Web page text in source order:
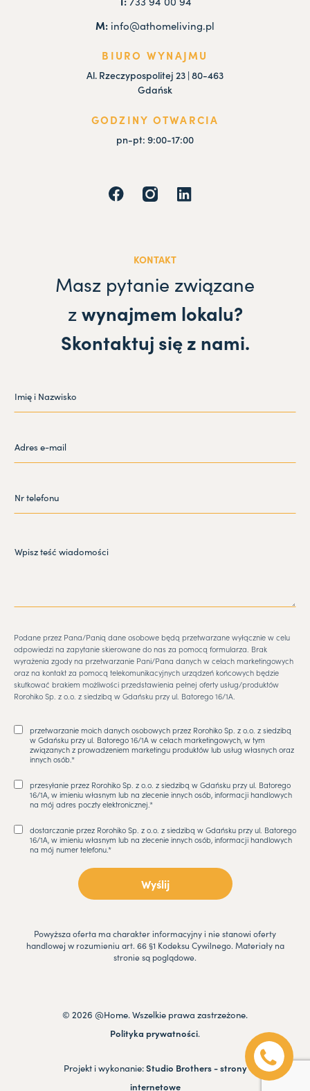
M: info@athomeliving.pl
BIURO WYNAJMU
Al. Rzeczypospolitej 23 | 80-463
Gdańsk
GODZINY OTWARCIA
pn-pt: 9:00-17:00
KONTAKT
Masz pytanie związane
zwynajmem lokalu?
Skontaktuj się z nami.
Podane przez Pana/Panią dane osobowe będą przetwarzane wyłącznie w celu
odpowiedzi na zapytanie skierowane do nas za pomocą formularza. Brak
wyrażenia zgody na przetwarzanie Pani/Pana danych w celach marketingowych
oraz na kontakt za pomocą telekomunikacyjnych urządzeń końcowych będzie
skutkować brakiem możliwości przedstawienia pełnej oferty usług/produktów
Rorohiko Sp. z o.o. z siedzibą w Gdańsku przy ul. Batorego 16/1A.
przetwarzanie moich danych osobowych przez Rorohiko Sp. z o.o. z siedzibą
w Gdańsku przy ul. Batorego 16/1A w celach marketingowych, w tym
związanych z prowadzeniem marketingu produktów lub usług własnych oraz
innych osób.*
przesyłanie przez Rorohiko Sp. z o.o. z siedzibą w Gdańsku przy ul. Batorego
16/1A, w imieniu własnym lub na zlecenie innych osób, informacji handlowych
na mój adres poczty elektronicznej.*
dostarczanie przez Rorohiko Sp. z o.o. z siedzibą w Gdańsku przy ul. Batorego
16/1A, w imieniu własnym lub na zlecenie innych osób, informacji handlowych
na mój numer telefonu.*
Powyższa oferta ma charakter informacyjny i nie stanowi oferty
handlowej w rozumieniu art. 66 §1 Kodeksu Cywilnego. Materiały na
stronie są poglądowe.
© 2026 @Home. Wszelkie prawa zastrzeżone.
Polityka prywatności.
Projekt i wykonanie:Studio Brothers - strony
internetowe